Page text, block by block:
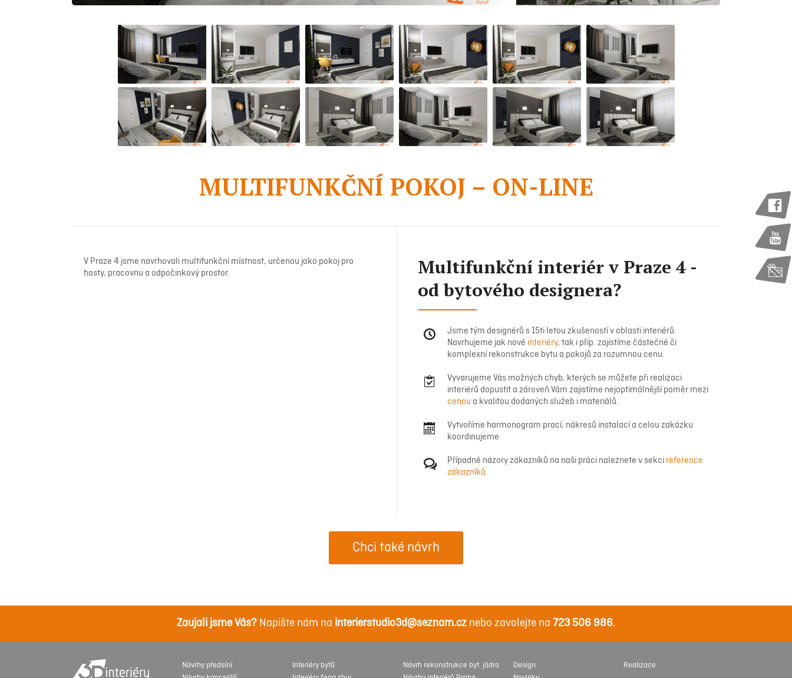
MULTIFUNKČNÍ POKOJ – ON-LINE
V Praze 4 jsme navrhovali multifunkční místnost, určenou jako pokoj pro
hosty, pracovnu a odpočinkový prostor.
Multifunkční interiér v Praze 4 -
od bytového designera?
Jsme tým designérů s 15ti letou zkušeností v oblasti interiérů.
Navrhujeme jak nové interiéry, tak i příp. zajistíme částečné či
komplexní rekonstrukce bytu a pokojů za rozumnou cenu.
Vyvarujeme Vás možných chyb, kterých se můžete při realizaci
interiérů dopustit a zároveň Vám zajistíme nejoptimálnější poměr mezi
cenou a kvalitou dodaných služeb i materiálů.
Vytvoříme harmonogram prací, nákresů instalací a celou zakázku
koordinujeme
Případné názory zákazníků na naši práci naleznete v sekci reference
zákazníků
Chci také návrh
Zaujali jsme Vás? Napište nám na interierstudio3d@seznam.cz nebo zavolejte na 723 506 986.
Návrhy předsíní
Interiéry bytů
Návrh rekonstrukce byt. jádra
Design
Realizace